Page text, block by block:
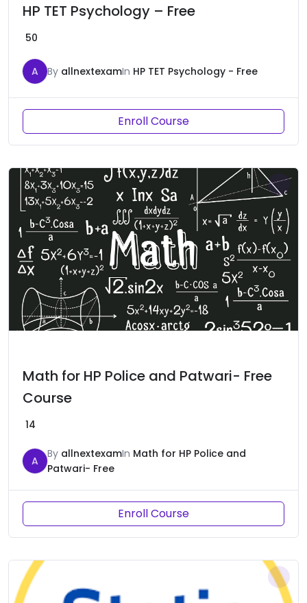
HP TET Psychology – Free
50
A By allnextexamIn HP TET Psychology - Free
Enroll Course
Math for HP Police and Patwari- Free
Course
14
A
By allnextexamIn Math for HP Police and
Patwari- Free
Enroll Course